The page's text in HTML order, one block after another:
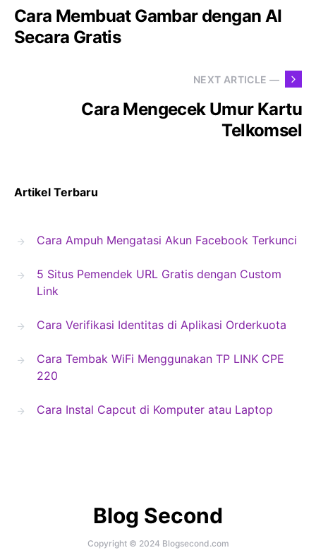
Cara Membuat Gambar dengan AI
Secara Gratis
NEXT ARTICLE —
Cara Mengecek Umur Kartu
Telkomsel
Artikel Terbaru
Cara Ampuh Mengatasi Akun Facebook Terkunci
5 Situs Pemendek URL Gratis dengan Custom
Link
Cara Verifikasi Identitas di Aplikasi Orderkuota
Cara Tembak WiFi Menggunakan TP LINK CPE
220
Cara Instal Capcut di Komputer atau Laptop
Blog Second
Copyright © 2024 Blogsecond.com